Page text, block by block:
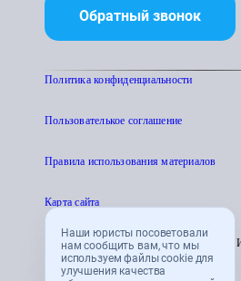
Наши юристы посоветовали
нам сообщить вам, что мы
используем файлы cookie для
улучшения качества
Обратный звонок
Политика конфиденциальности
Пользователькое соглашение
Правила использования материалов
Карта сайта
© 1995 - 2026 «ЦЕНТР АТТЕСТАЦИИ
CENTRATTEK.RU